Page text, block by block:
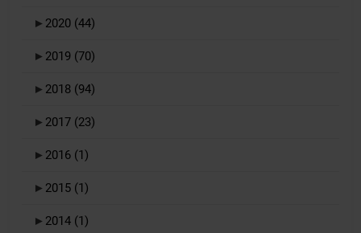
► 2020 (44)
► 2019 (70)
► 2018 (94)
► 2017 (23)
► 2016 (1)
► 2015 (1)
► 2014 (1)